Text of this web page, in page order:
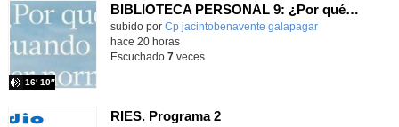
BIBLIOTECA PERSONAL 9: ¿Por qué ser feliz cuando puedes ser normal?
Contenido educativo.
subido por Cp jacintobenavente galapagar
16′ 10″
-
hace 20 horas
Escuchado 7veces
RIES. Programa 2